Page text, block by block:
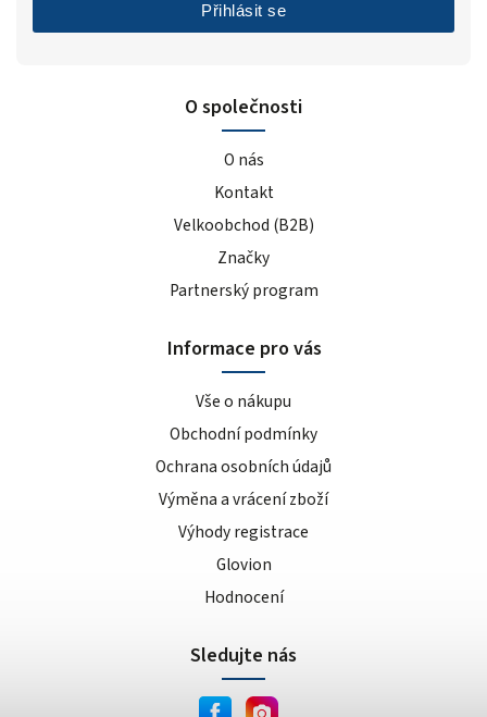
O společnosti
O nás
Kontakt
Velkoobchod (B2B)
Značky
Partnerský program
Informace pro vás
Vše o nákupu
Obchodní podmínky
Ochrana osobních údajů
Výměna a vrácení zboží
Výhody registrace
Glovion
Hodnocení
Přihlásit se
Sledujte nás